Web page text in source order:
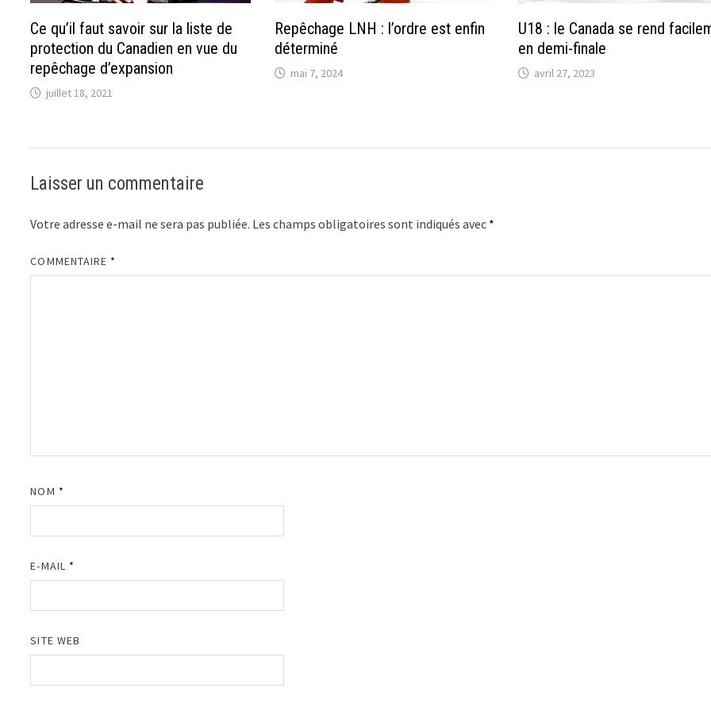
Ce qu’il faut savoir sur la liste de
protection du Canadien en vue du
repêchage d’expansion
juillet 18, 2021
Repêchage LNH : l’ordre est enfin
déterminé
mai 7, 2024
U18 : le Canada se rend
en demi-finale
avril 27, 2023
Laisser un commentaire
Votre adresse e-mail ne sera pas publiée. Les champs obligatoires sont indiqués avec *
COMMENTAIRE *
NOM *
E-MAIL *
SITE WEB